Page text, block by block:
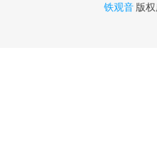
铁观音版权